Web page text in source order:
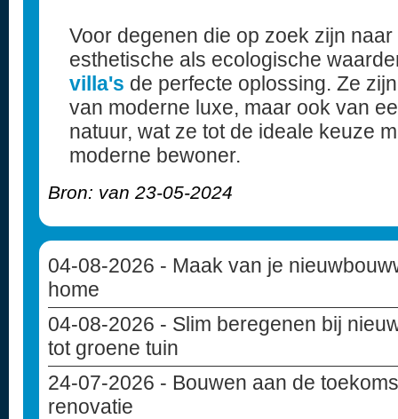
Voor degenen die op zoek zijn
esthetische als ecologische
villa's de perfecte oplossing. Ze
van moderne luxe, maar ook van
natuur, wat ze tot de ideale keuze
moderne bewoner.
Bron: van 23-05-2024
04-08-2026 - Maak van je
home
04-08-2026 - Slim beregenen bij
tot groene tuin
24-07-2026 - Bouwen aan de
renovatie